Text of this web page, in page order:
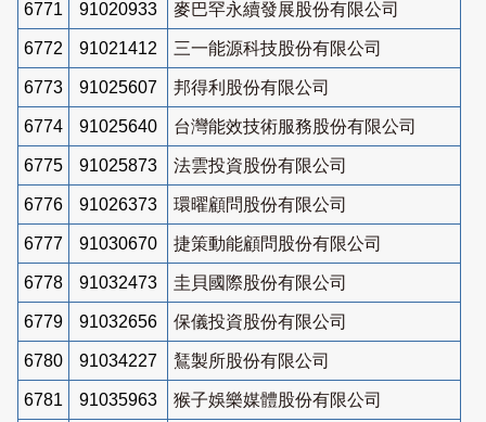
6771 91020933 麥巴罕永續發展股份有限公司
6772 91021412 三一能源科技股份有限公司
6773 91025607 邦得利股份有限公司
6774 91025640 台灣能效技術服務股份有限公司
6775 91025873 法雲投資股份有限公司
6776 91026373 環曜顧問股份有限公司
6777 91030670 捷策動能顧問股份有限公司
6778 91032473 圭貝國際股份有限公司
6779 91032656 保儀投資股份有限公司
6780 91034227 鵟製所股份有限公司
6781 91035963 猴子娛樂媒體股份有限公司